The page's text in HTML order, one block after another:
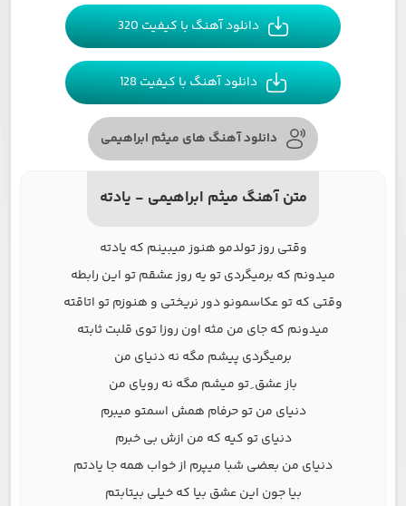
دانلود آهنگ با کیفیت 320
دانلود آهنگ با کیفیت 128
دانلود آهنگ های میثم ابراهیمی
متن آهنگ میثم ابراهیمی - یادته
وقتی روز تولدمو هنوز میبینم که یادته
میدونم که برمیگردی تو یه روز عشقم تو این رابطه
وقتی که تو عکاسمونو دور نریختی و هنوزم تو اتاقته
میدونم که جای من مثه اون روزا توی قلبت ثابته
برمیگردی پیشم مگه نه دنیای من
باز عشق ِ تو میشم مگه نه رویای من
دنیای من تو حرفام همش اسمتو میبرم
دنیای تو کیه که من ازش بی خبرم
دنیای من بعضی شبا میپرم از خواب همه جا یادتم
بیا جون این عشق بیا که خیلی بیتابتم